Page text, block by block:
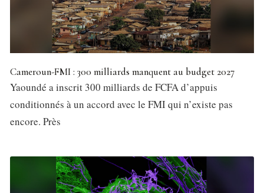
Cameroun-FMI : 300 milliards manquent au budget 2027
Yaoundé a inscrit 300 milliards de FCFA d’appuis
conditionnés à un accord avec le FMI qui n’existe pas
encore. Près